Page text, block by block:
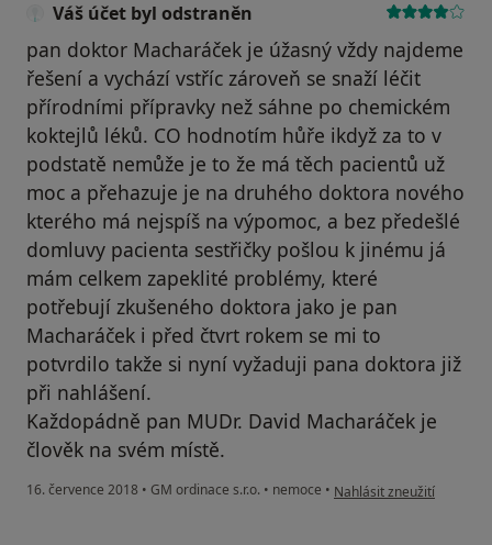
Váš účet byl odstraněn
pan doktor Macharáček je úžasný vždy najdeme
řešení a vychází vstříc zároveň se snaží léčit
přírodními přípravky než sáhne po chemickém
koktejlů léků. CO hodnotím hůře ikdyž za to v
podstatě nemůže je to že má těch pacientů už
moc a přehazuje je na druhého doktora nového
kterého má nejspíš na výpomoc, a bez předešlé
domluvy pacienta sestřičky pošlou k jinému já
mám celkem zapeklité problémy, které
potřebují zkušeného doktora jako je pan
Macharáček i před čtvrt rokem se mi to
potvrdilo takže si nyní vyžaduji pana doktora již
při nahlášení.
Každopádně pan MUDr. David Macharáček je
člověk na svém místě.
16. července 2018 • GM ordinace s.r.o. • nemoce • podle názoru uživatele
Nahlásit zneužití